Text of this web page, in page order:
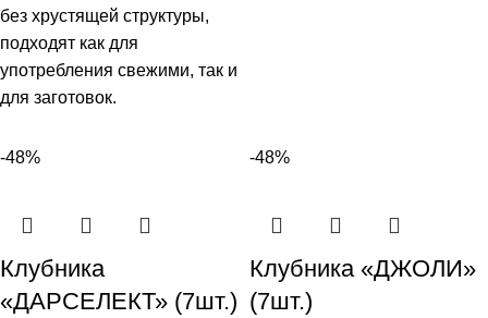
без хрустящей структуры,
подходят как для
употребления свежими, так и
для заготовок.
-48%
Клубника
«ДАРСЕЛЕКТ» (7шт.)
-48%
Клубника «ДЖОЛИ»
(7шт.)